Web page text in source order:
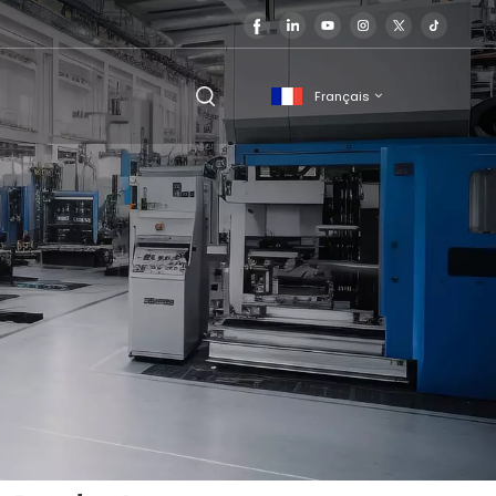
Français
English
français